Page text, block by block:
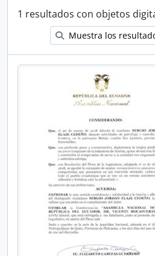
1 resultados con objetos
Muestra los